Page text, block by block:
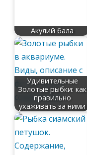
Акулий бала
Удивительные
Золотые рыбки: как
правильно
ухаживать за ними